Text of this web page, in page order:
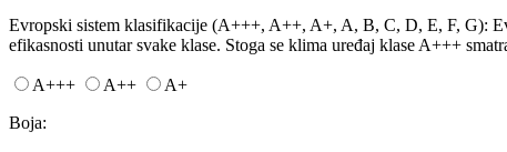
Evropski sistem klasifikacije (A+++, A++, A+, A, B, C, D, E, F, G):
efikasnosti unutar svake klase. Stoga se klima uređaj klase A+++
A+++ A++
A+
Boja: